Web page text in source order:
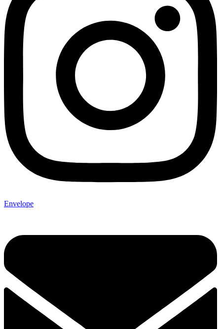
Envelope